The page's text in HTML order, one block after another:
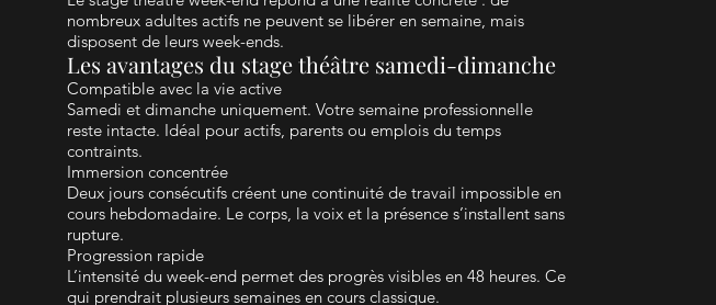
nombreux adultes actifs ne peuvent se libérer en semaine, mais
disposent de leurs week-ends.
Les avantages du stage théâtre samedi-dimanche
Compatible avec la vie active
Samedi et dimanche uniquement. Votre semaine professionnelle
reste intacte. Idéal pour actifs, parents ou emplois du temps
contraints.
Immersion concentrée
Deux jours consécutifs créent une continuité de travail impossible en
cours hebdomadaire. Le corps, la voix et la présence s’installent sans
rupture.
Progression rapide
L’intensité du week-end permet des progrès visibles en 48 heures. Ce
qui prendrait plusieurs semaines en cours classique.